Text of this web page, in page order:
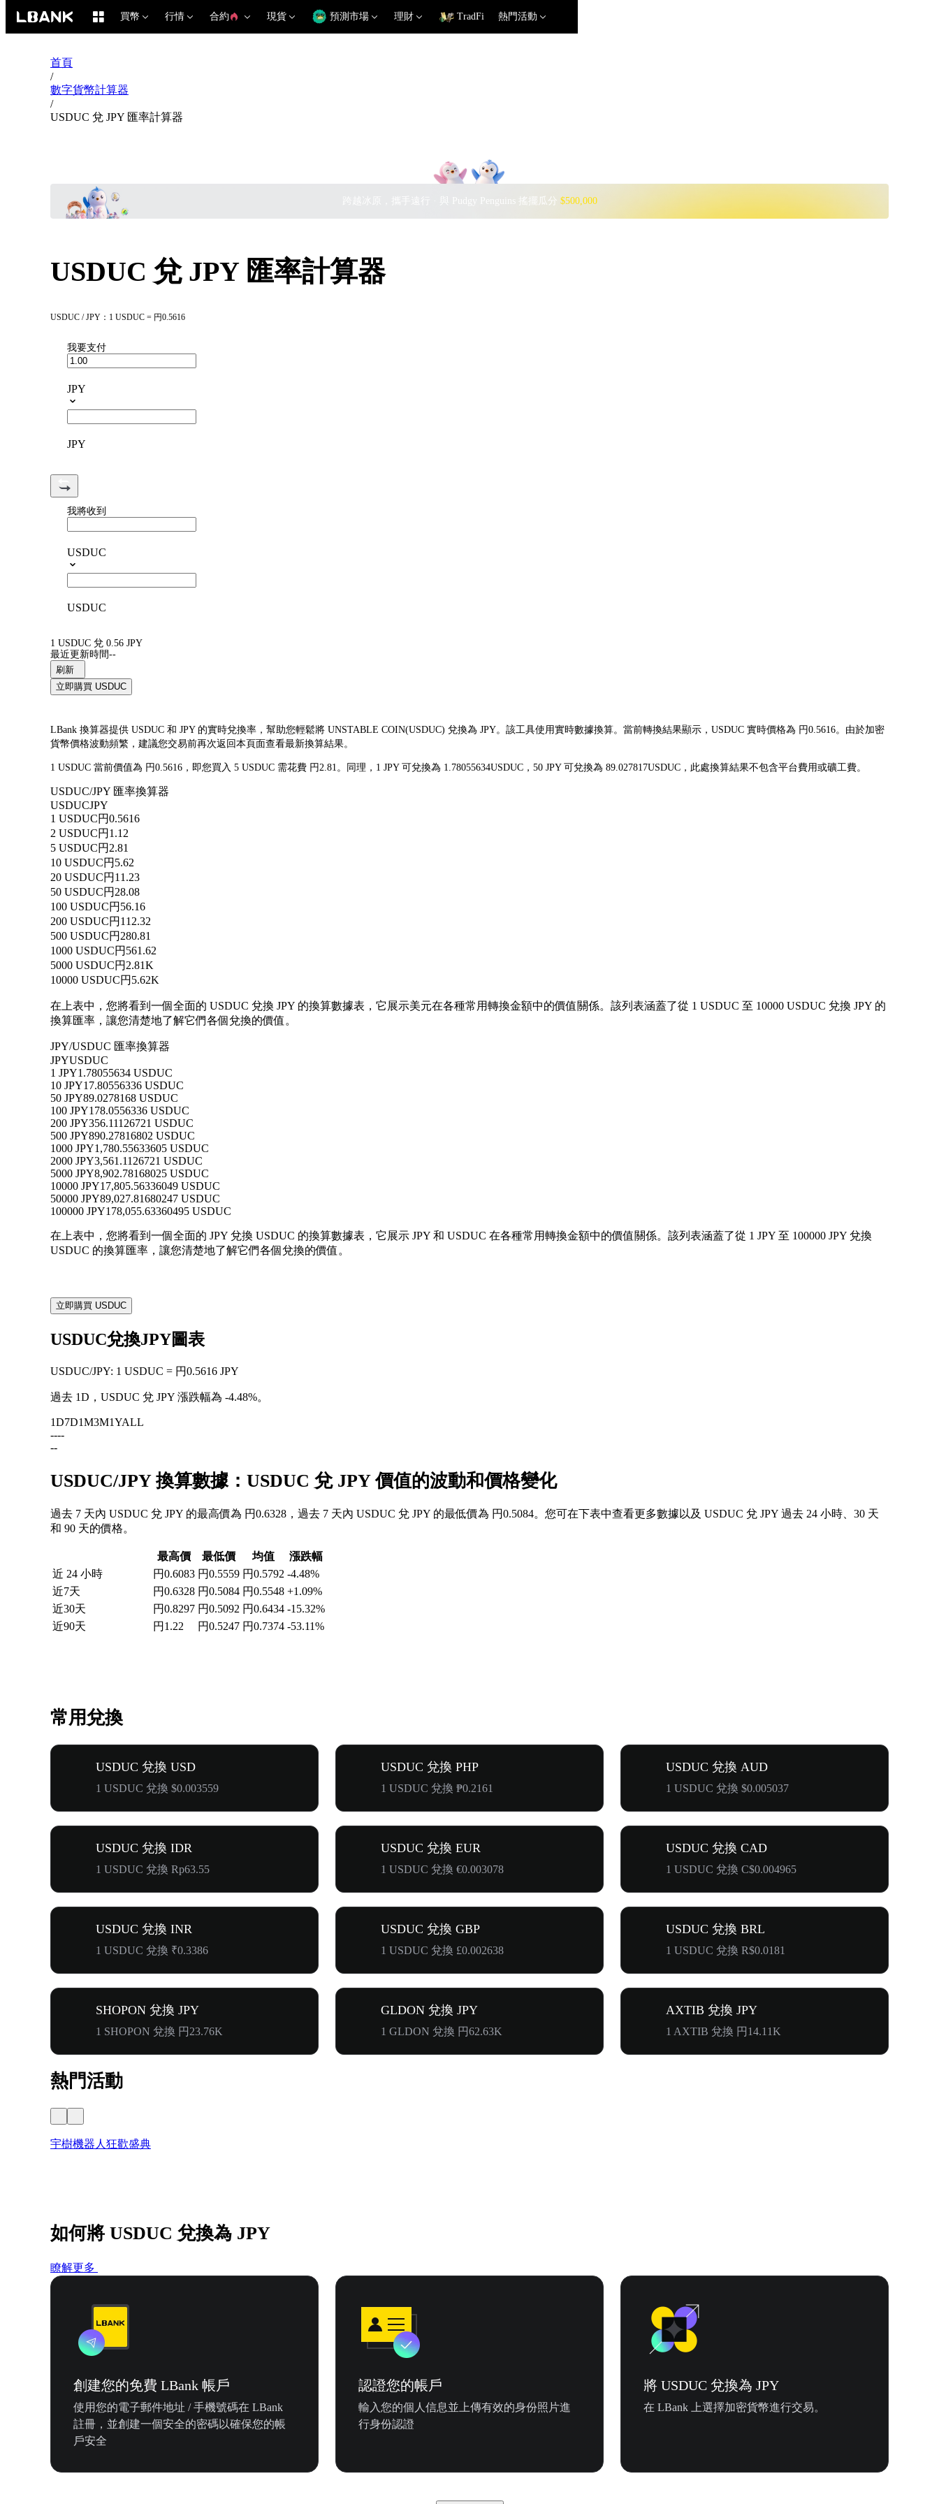
買幣 行情 合約 現貨 預測市場 理財 TradFi 熱門活動
首頁
/
數字貨幣計算器
/
USDUC 兌 JPY 匯率計算器
跨越冰原，攜手遠行 · 與 Pudgy Penguins 搖擺瓜分 $500,000
USDUC 兌 JPY 匯率計算器
USDUC / JPY：1 USDUC = 円0.5616
我要支付
JPY
JPY
我將收到
USDUC
USDUC
1 USDUC 兌 0.56 JPY
最近更新時間--
刷新
立即購買 USDUC
LBank 換算器提供 USDUC 和 JPY 的實時兌換率，幫助您輕鬆將 UNSTABLE COIN(USDUC) 兌換為 JPY。該工具使用實時數據換算。當前轉換結果顯示，USDUC 實時價格為 円0.5616。由於加密
貨幣價格波動頻繁，建議您交易前再次返回本頁面查看最新換算結果。
1 USDUC 當前價值為 円0.5616，即您買入 5 USDUC 需花費 円2.81。同理，1 JPY 可兌換為 1.78055634USDUC，50 JPY 可兌換為 89.027817USDUC，此處換算結果不包含平台費用或礦工費。
USDUC/JPY 匯率換算器
USDUCJPY
1 USDUC円0.5616
2 USDUC円1.12
5 USDUC円2.81
10 USDUC円5.62
20 USDUC円11.23
50 USDUC円28.08
100 USDUC円56.16
200 USDUC円112.32
500 USDUC円280.81
1000 USDUC円561.62
5000 USDUC円2.81K
10000 USDUC円5.62K
在上表中，您將看到一個全面的 USDUC 兌換 JPY 的換算數據表，它展示美元在各種常用轉換金額中的價值關係。該列表涵蓋了從 1 USDUC 至 10000 USDUC 兌換 JPY 的
換算匯率，讓您清楚地了解它們各個兌換的價值。
JPY/USDUC 匯率換算器
JPYUSDUC
1 JPY1.78055634 USDUC
10 JPY17.80556336 USDUC
50 JPY89.0278168 USDUC
100 JPY178.0556336 USDUC
200 JPY356.11126721 USDUC
500 JPY890.27816802 USDUC
1000 JPY1,780.55633605 USDUC
2000 JPY3,561.1126721 USDUC
5000 JPY8,902.78168025 USDUC
10000 JPY17,805.56336049 USDUC
50000 JPY89,027.81680247 USDUC
100000 JPY178,055.63360495 USDUC
在上表中，您將看到一個全面的 JPY 兌換 USDUC 的換算數據表，它展示 JPY 和 USDUC 在各種常用轉換金額中的價值關係。該列表涵蓋了從 1 JPY 至 100000 JPY 兌換
USDUC 的換算匯率，讓您清楚地了解它們各個兌換的價值。
立即購買 USDUC
USDUC兌換JPY圖表
USDUC/JPY: 1 USDUC = 円0.5616 JPY
過去 1D，USDUC 兌 JPY 漲跌幅為 -4.48%。
1D7D1M3M1YALL
----
--
USDUC/JPY 換算數據：USDUC 兌 JPY 價值的波動和價格變化
過去 7 天內 USDUC 兌 JPY 的最高價為 円0.6328，過去 7 天內 USDUC 兌 JPY 的最低價為 円0.5084。您可在下表中查看更多數據以及 USDUC 兌 JPY 過去 24 小時、30 天
和 90 天的價格。
最高價 最低價 均值
漲跌幅
近 24 小時
円0.6083 円0.5559 円0.5792 -4.48%
近7天
円0.6328 円0.5084 円0.5548 +1.09%
近30天
円0.8297 円0.5092 円0.6434 -15.32%
近90天
円1.22 円0.5247 円0.7374 -53.11%
常用兌換
USDUC 兌換 USD
1 USDUC 兌換 $0.003559
USDUC 兌換 PHP
1 USDUC 兌換 ₱0.2161
USDUC 兌換 AUD
1 USDUC 兌換 $0.005037
USDUC 兌換 IDR
1 USDUC 兌換 Rp63.55
USDUC 兌換 EUR
1 USDUC 兌換 €0.003078
USDUC 兌換 CAD
1 USDUC 兌換 C$0.004965
USDUC 兌換 INR
1 USDUC 兌換 ₹0.3386
USDUC 兌換 GBP
1 USDUC 兌換 £0.002638
USDUC 兌換 BRL
1 USDUC 兌換 R$0.0181
SHOPON 兌換 JPY
1 SHOPON 兌換 円23.76K
GLDON 兌換 JPY
1 GLDON 兌換 円62.63K
AXTIB 兌換 JPY
1 AXTIB 兌換 円14.11K
熱門活動
宇樹機器人狂歡盛典
如何將 USDUC 兌換為 JPY
瞭解更多
創建您的免費 LBank 帳戶
使用您的電子郵件地址 / 手機號碼在 LBank
註冊，並創建一個安全的密碼以確保您的帳
戶安全
認證您的帳戶
輸入您的個人信息並上傳有效的身份照片進
行身份認證
將 USDUC 兌換為 JPY
在 LBank 上選擇加密貨幣進行交易。